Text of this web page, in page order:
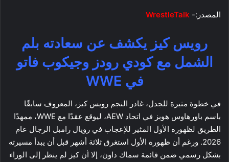
المصدر:- WrestleTalk
رويس كيز يكشف عن سعادته بلم
الشمل مع كودي رودز وجيكوب فاتو
في WWE
في خطوة مثيرة للجدل، غادر النجم رويس كيز، المعروف سابقًا
باسم باورهاوس هوبز في اتحاد AEW، ليوقع عقدًا مع WWE، ممهدًا
الطريق لظهوره الأول المثير للإعجاب في رويال رامبل الرجال عام
2026. ورغم أن ظهوره الأول استغرق ثلاثة أشهر قبل أن يبدأ مسيرته
بشكل رسمي ضمن قائمة سماك داون، إلا أن كيز لم ينظر إلى الوراء